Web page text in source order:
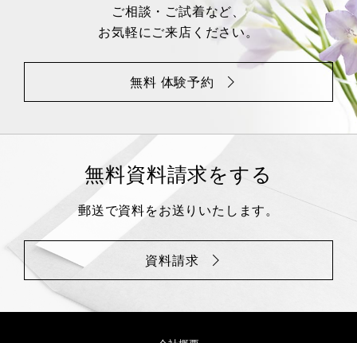
ご相談・ご試着など、
お気軽にご来店ください。
無料 体験予約
無料資料請求をする
郵送で資料をお送りいたします。
資料請求